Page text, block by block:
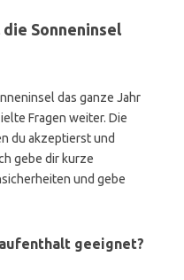
Sonneninsel
das ganze Jahr
Fragen weiter. Die
du akzeptierst und
gebe dir kurze
und gebe
geeignet?